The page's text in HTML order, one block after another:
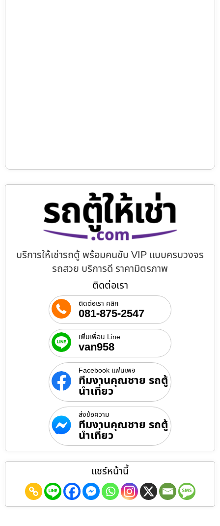
บริการให้เช่ารถตู้ พร้อมคนขับ VIP แบบครบวงจร
รถสวย บริการดี ราคามิตรภาพ
ติดต่อเรา
ติดต่อเรา คลิก
081-875-2547
เพิ่มเพื่อน Line
van958
Facebook แฟนเพจ
ทีมงานคุณชาย รถตู้
นำเที่ยว
ส่งข้อความ
ทีมงานคุณชาย รถตู้
นำเที่ยว
แชร์หน้านี้